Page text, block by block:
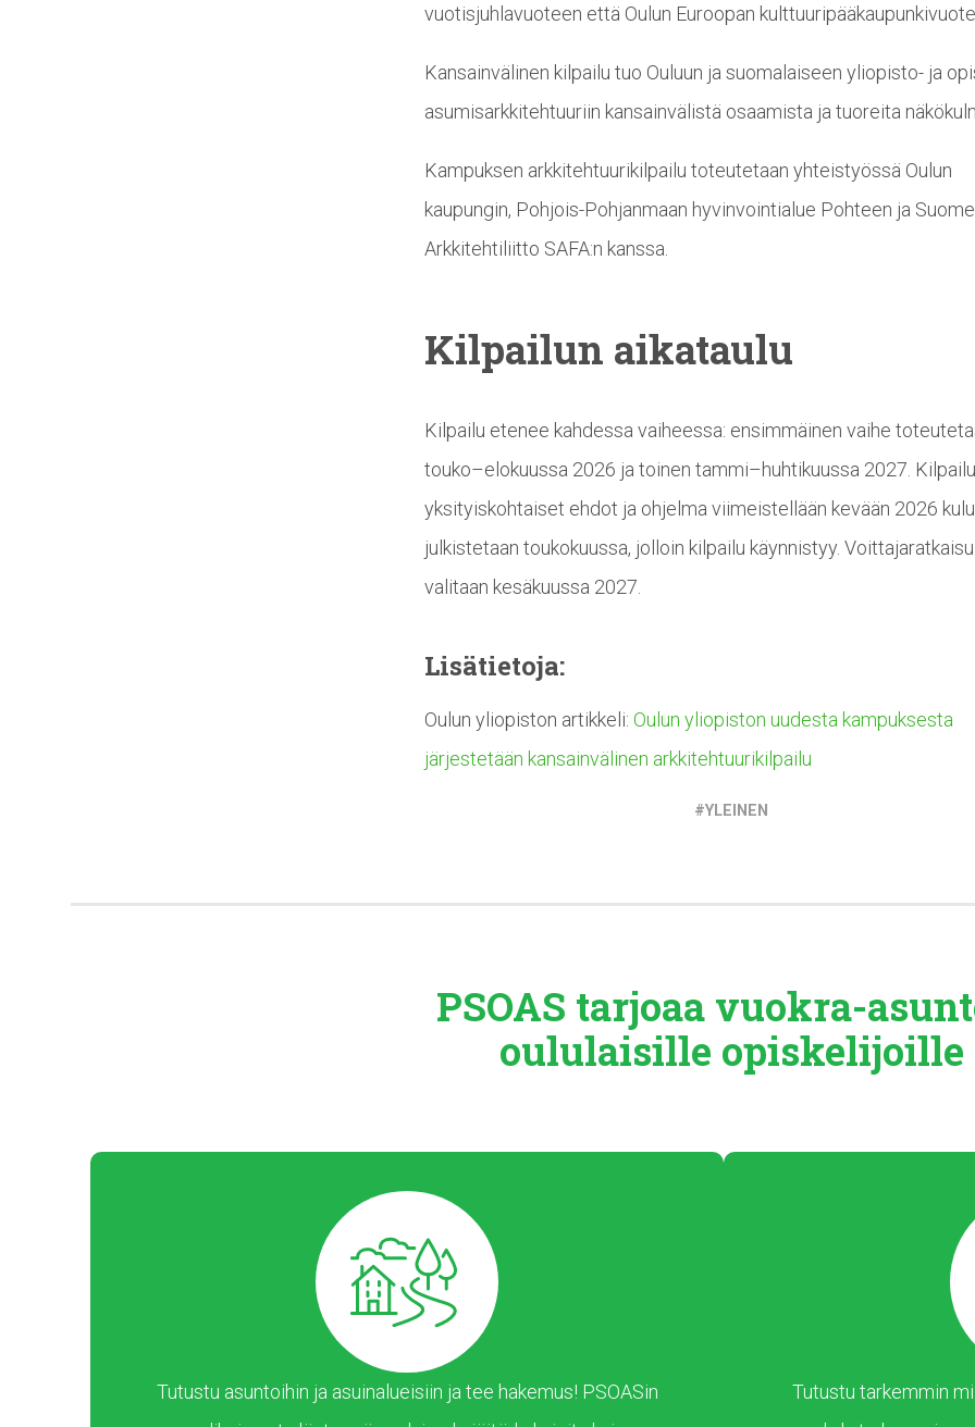
vuotisjuhlavuoteen että Oulun Euroopan
Kansainvälinen kilpailu tuo Ouluun ja suomalaiseen yliopisto- ja
asumisarkkitehtuuriin kansainvälistä osaamista ja tuoreita
Kampuksen arkkitehtuurikilpailu toteutetaan yhteistyössä Oulun
kaupungin, Pohjois-Pohjanmaan hyvinvointialue Pohteen ja
Arkkitehtiliitto SAFA:n kanssa.
Kilpailun aikataulu
Kilpailu etenee kahdessa vaiheessa: ensimmäinen vaihe
touko–elokuussa 2026 ja toinen tammi–huhtikuussa 2027.
yksityiskohtaiset ehdot ja ohjelma viimeistellään kevään 2026
julkistetaan toukokuussa, jolloin kilpailu käynnistyy. Voittajaratkaisu
valitaan kesäkuussa 2027.
Lisätietoja:
Oulun yliopiston artikkeli: Oulun yliopiston uudesta kampuksesta
järjestetään kansainvälinen arkkitehtuurikilpailu
YLEINEN
PSOAS tarjoaa vuokra-
oululaisille opiskelijoille
Tutustu asuntoihin ja asuinalueisiin ja tee hakemus! PSOASin
Tutustu tarkemmin